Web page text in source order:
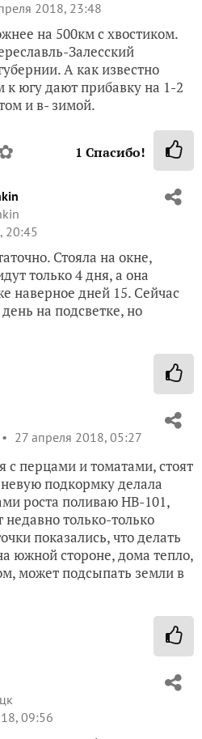
2018, 23:48
на 500км с хвостиком.
Залесский
А как известно
югу дают прибавку на 1-2
и в- зимой.
1 Спасибо!
20:45
Стояла на окне,
только 4 дня, а она
наверное дней 15. Сейчас
на подсветке, но
27 апреля 2018, 05:27
с перцами и томатами, стоят
подкормку делала
роста поливаю НВ-101,
только-только
показались, что делать
южной стороне, дома тепло,
может подсыпать земли в
09:56